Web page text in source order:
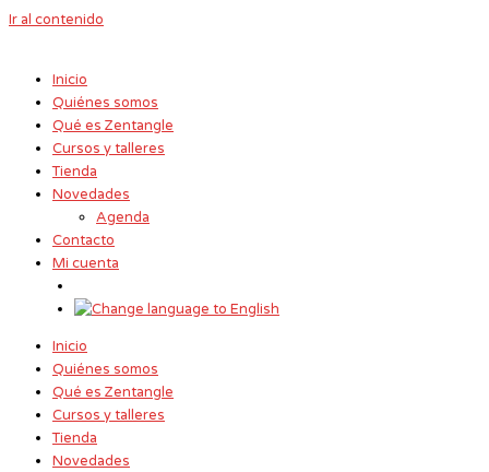
Ir al contenido
Inicio
Quiénes somos
Qué es Zentangle
Cursos y talleres
Tienda
Novedades
Agenda
Contacto
Mi cuenta
Inicio
Quiénes somos
Qué es Zentangle
Cursos y talleres
Tienda
Novedades